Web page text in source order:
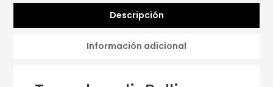
Descripción
Información adicional